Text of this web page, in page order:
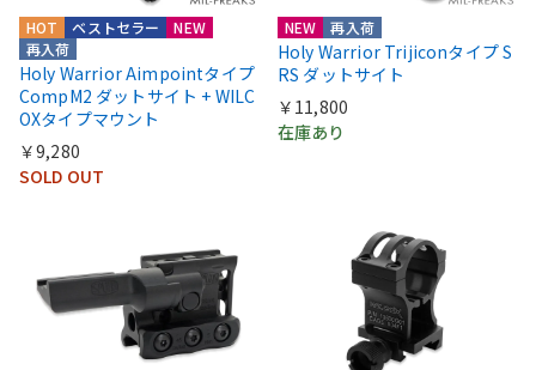
HOT
NEW
再入荷
ベストセラー
Holy Warrior Aimpointタイプ
CompM2 ダットサイト + WILC
OXタイプマウント
￥9,280
SOLD OUT
NEW 再入荷
Holy Warrior Trijiconタイプ S
RS ダットサイト
￥11,800
在庫あり